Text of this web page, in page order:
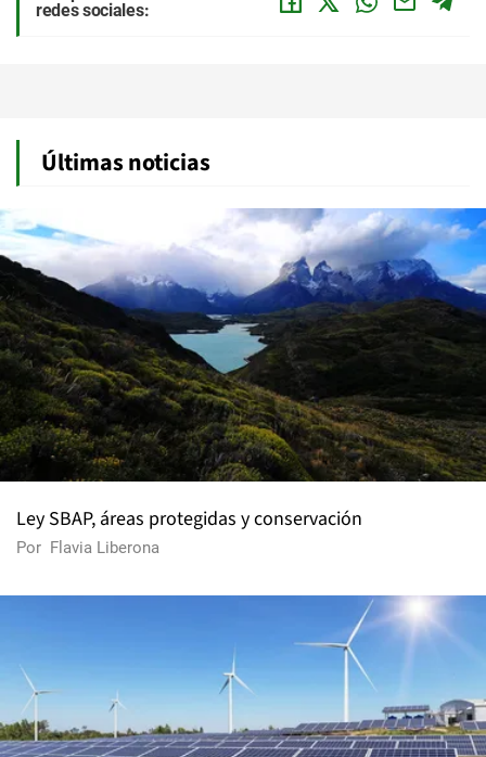
redes sociales:
Últimas noticias
Ley SBAP, áreas protegidas y conservación
Por Flavia Liberona